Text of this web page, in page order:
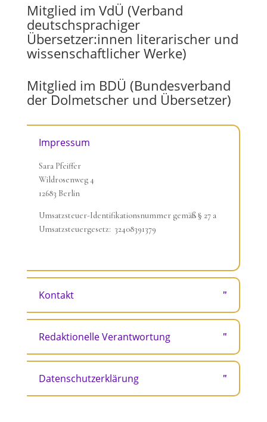
Mitglied im VdÜ (Verband
deutschsprachiger
Übersetzer:innen literarischer und
wissenschaftlicher Werke)
Mitglied im BDÜ (Bundesverband
der Dolmetscher und Übersetzer)
Impressum
Sara Pfeiffer
Wildrosenweg 4
12683 Berlin
Umsatzsteuer-Identifikationsnummer gemäß § 27 a
Umsatzsteuergesetz: 32408391379
Kontakt
Redaktionelle Verantwortung
Datenschutzerklärung